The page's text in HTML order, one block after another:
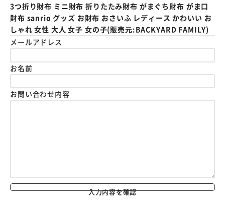
3つ折り財布 ミニ財布 折りたたみ財布 がまぐち財布 がま口
財布 sanrio グッズ お財布 おさいふ レディース かわいい お
しゃれ 女性 大人 女子 女の子(販売元:BACKYARD FAMILY)
メールアドレス
お名前
お問い合わせ内容
入力内容を確認